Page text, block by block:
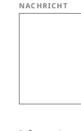
NACHRICHT